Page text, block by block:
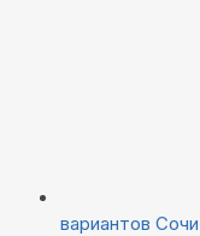
вариантов Сочи